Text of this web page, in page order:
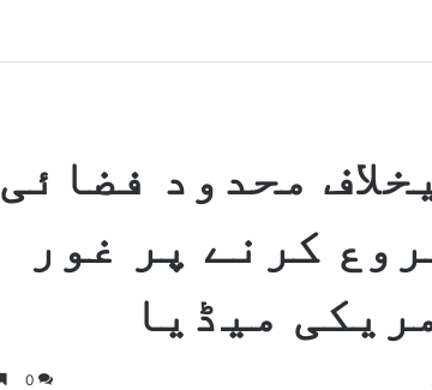
محدود فضائی
کرنے پر غور
میڈیا
0